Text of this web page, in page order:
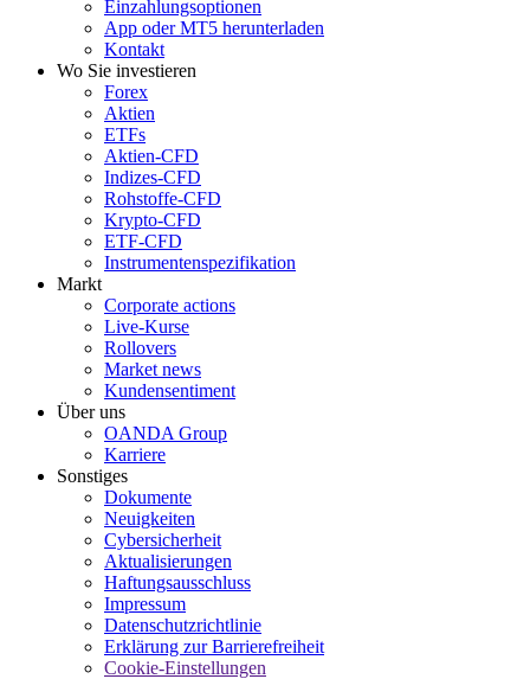
Einzahlungsoptionen
App oder MT5 herunterladen
Kontakt
Wo Sie investieren
Forex
Aktien
ETFs
Aktien-CFD
Indizes-CFD
Rohstoffe-CFD
Krypto-CFD
ETF-CFD
Instrumentenspezifikation
Markt
Corporate actions
Live-Kurse
Rollovers
Market news
Kundensentiment
Über uns
OANDA Group
Karriere
Sonstiges
Dokumente
Neuigkeiten
Cybersicherheit
Aktualisierungen
Haftungsausschluss
Impressum
Datenschutzrichtlinie
Erklärung zur Barrierefreiheit
Cookie-Einstellungen